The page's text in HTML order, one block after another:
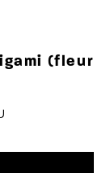
(fleur